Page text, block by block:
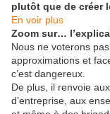
plutôt que de créer
En voir plus
Zoom sur…
Nous ne voterons
approximations et
c’est dangereux.
De plus, il renvoie
d’entreprise, aux